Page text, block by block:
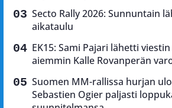
Secto Rally 2026: Sunnuntain
aikataulu
EK15: Sami Pajari lähetti
aiemmin Kalle Rovanperän
Suomen MM-rallissa hurjan
Sebastien Ogier paljasti